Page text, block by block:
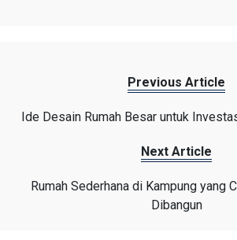
Previous Article
Ide Desain Rumah Besar untuk
Next Article
Rumah Sederhana di Kampung yang
Dibangun